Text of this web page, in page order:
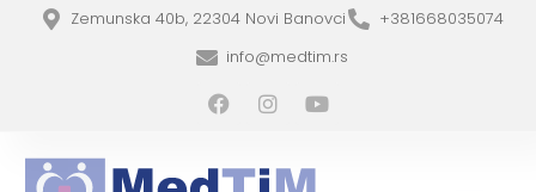
Zemunska 40b, 22304 Novi Banovci
+381668035074
info@medtim.rs